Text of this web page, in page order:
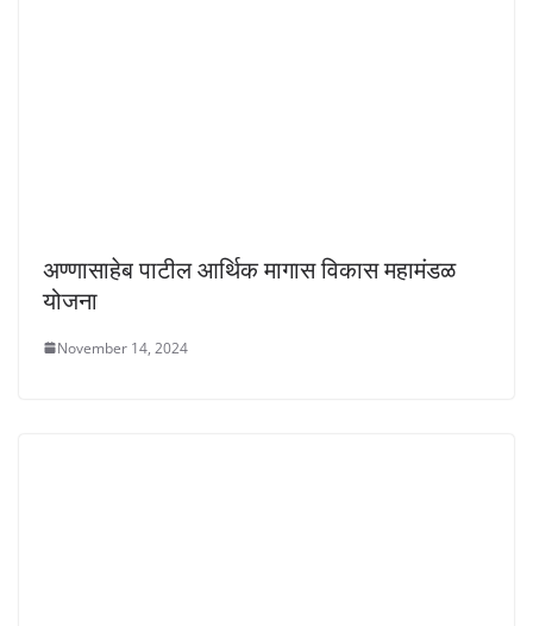
अण्णासाहेब पाटील आर्थिक मागास विकास महामंडळ
योजना
November 14, 2024